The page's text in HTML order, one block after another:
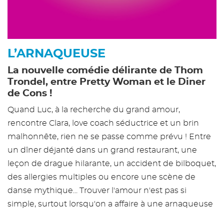
L’ARNAQUEUSE
La nouvelle comédie délirante de Thom
Trondel, entre Pretty Woman et le Diner
de Cons !
Quand Luc, à la recherche du grand amour,
rencontre Clara, love coach séductrice et un brin
malhonnête, rien ne se passe comme prévu ! Entre
un dîner déjanté dans un grand restaurant, une
leçon de drague hilarante, un accident de bilboquet,
des allergies multiples ou encore une scène de
danse mythique... Trouver l'amour n'est pas si
simple, surtout lorsqu'on a affaire à une arnaqueuse